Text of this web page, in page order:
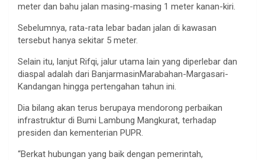
meter dan bahu jalan masing-masing 1 meter kanan-kiri.
Sebelumnya, rata-rata lebar badan jalan di kawasan
tersebut hanya sekitar 5 meter.
Selain itu, lanjut Rifqi, jalur utama lain yang diperlebar dan
diaspal adalah dari BanjarmasinMarabahan-Margasari-
Kandangan hingga pertengahan tahun ini.
Dia bilang akan terus berupaya mendorong perbaikan
infrastruktur di Bumi Lambung Mangkurat, terhadap
presiden dan kementerian PUPR.
“Berkat hubungan yang baik dengan pemerintah,